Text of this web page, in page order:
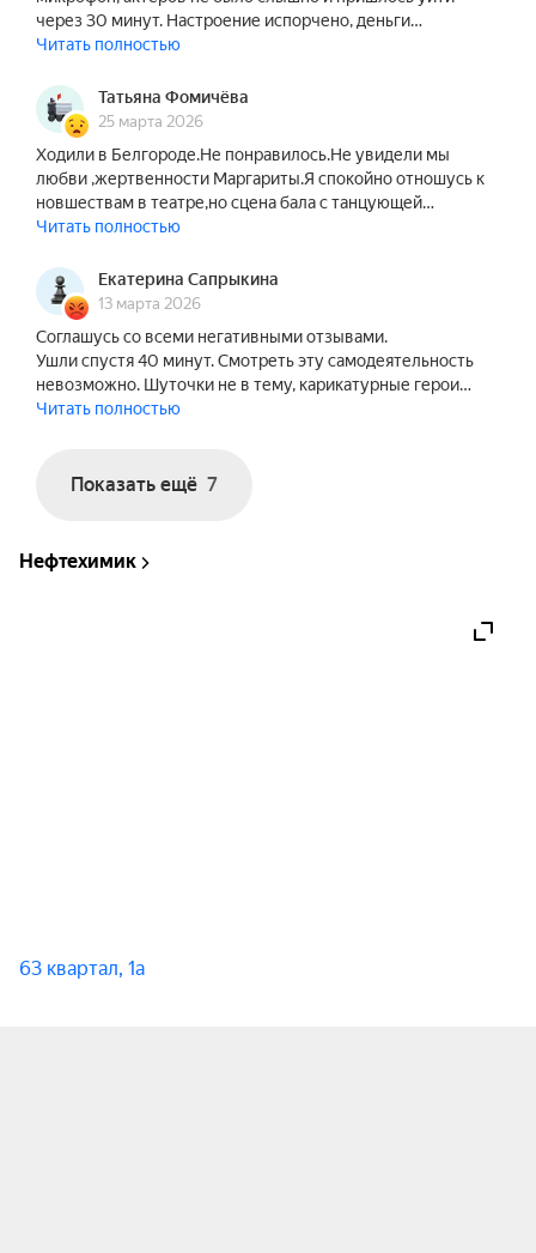
Спектакль «Мастер и Маргарита» уже 20 лет
популярного в странах СНГ и за рубежом. Он
стал подлинным шедевром искусства театра
двадцать первого века.
В состав исполнителей могут быть внесены
изменения без дополнительного уведомления.
антракта.
через 30 минут. Настроение испорчено, деньги…
Читать полностью
Татьяна Фомичёва
25 марта 2026
Ходили в Белгороде.Не понравилось.Не увидели мы
любви ,жертвенности Маргариты.Я спокойно отношусь к
новшествам в театре,но сцена бала с танцующей…
Читать полностью
Екатерина Сапрыкина
13 марта 2026
Соглашусь со всеми негативными отзывами.
Ушли спустя 40 минут. Смотреть эту самодеятельность
невозможно. Шуточки не в тему, карикатурные герои…
Читать полностью
Показать ещё 7
Нефтехимик
63 квартал, 1а